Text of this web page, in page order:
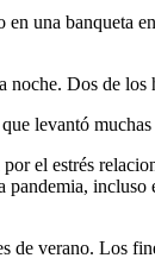
una banqueta
Dos de
levantó
el estrés
verano. Los